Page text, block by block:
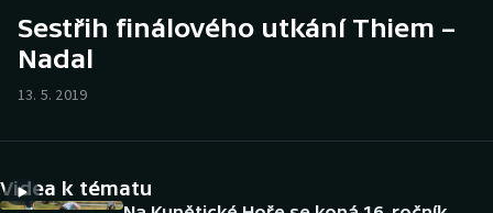
Hokej
Sestřih finálového utkání Thiem –
Nadal
13. 5. 2019
Videa k tématu